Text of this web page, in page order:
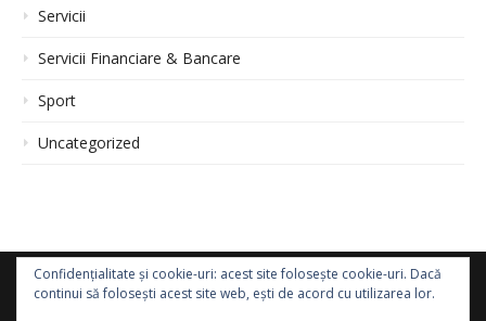
Servicii
Servicii Financiare & Bancare
Sport
Uncategorized
Confidențialitate și cookie-uri: acest site folosește cookie-uri. Dacă
continui să folosești acest site web, ești de acord cu utilizarea lor.